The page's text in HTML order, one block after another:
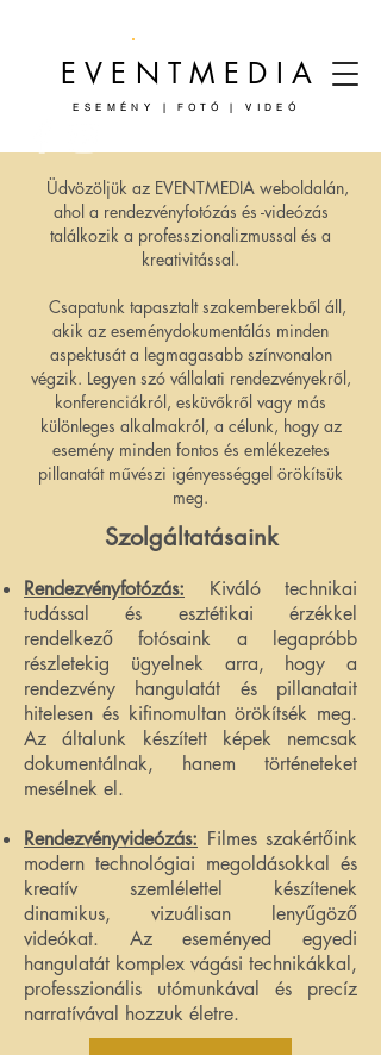
EVENTMEDIA
ESEMÉNY | FOTÓ | VIDEÓ
Üdvözöljük az EVENTMEDIA weboldalán,
ahol a rendezvényfotózás és -videózás
találkozik a professzionalizmussal és a
kreativitással.
Csapatunk tapasztalt szakemberekből áll,
akik az eseménydokumentálás minden
aspektusát a legmagasabb színvonalon
végzik. Legyen szó vállalati rendezvényekről,
konferenciákról, esküvőkről vagy más
különleges alkalmakról, a célunk, hogy az
esemény minden fontos és emlékezetes
pillanatát művészi igényességgel örökítsük
meg.
Szolgáltatásaink
Rendezvényfotózás: Kiváló technikai
tudással és esztétikai érzékkel
rendelkező fotósaink a legapróbb
részletekig ügyelnek arra, hogy a
rendezvény hangulatát és pillanatait
hitelesen és kifinomultan örökítsék meg.
Az általunk készített képek nemcsak
dokumentálnak, hanem történeteket
mesélnek el.
Rendezvényvideózás: Filmes szakértőink
modern technológiai megoldásokkal és
kreatív szemlélettel készítenek
dinamikus, vizuálisan lenyűgöző
videókat. Az eseményed egyedi
hangulatát komplex vágási technikákkal,
professzionális utómunkával és precíz
narratívával hozzuk életre.